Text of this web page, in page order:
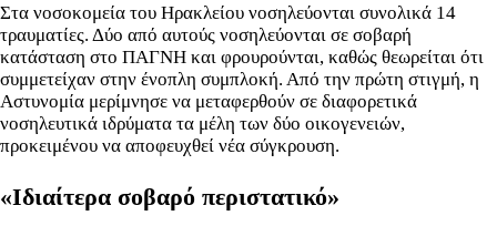
Στα νοσοκομεία του Ηρακλείου νοσηλεύονται συνολικά 14
τραυματίες. Δύο από αυτούς νοσηλεύονται σε σοβαρή
κατάσταση στο ΠΑΓΝΗ και φρουρούνται, καθώς θεωρείται ότι
συμμετείχαν στην ένοπλη συμπλοκή. Από την πρώτη στιγμή, η
Αστυνομία μερίμνησε να μεταφερθούν σε διαφορετικά
νοσηλευτικά ιδρύματα τα μέλη των δύο οικογενειών,
προκειμένου να αποφευχθεί νέα σύγκρουση.
«Ιδιαίτερα σοβαρό περιστατικό»